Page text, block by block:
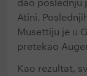
dao poslednju
Atini.
Musettiju je u
pretekao
Kao rezultat,